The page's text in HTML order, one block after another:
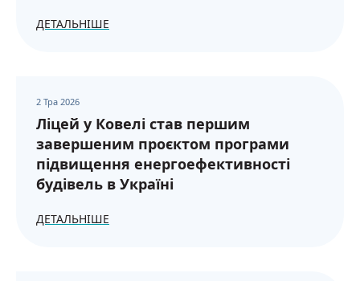
ДЕТАЛЬНІШЕ
2 Тра 2026
Ліцей у Ковелі став першим
завершеним проєктом програми
підвищення енергоефективності
будівель в Україні
ДЕТАЛЬНІШЕ